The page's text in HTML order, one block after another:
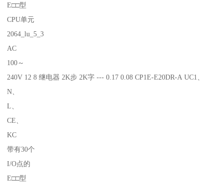
E□□型
CPU单元
2064_lu_5_3
AC
100～
240V 12 8 继电器 2K步 2K字 --- 0.17 0.08 CP1E-E20DR-A UC1、
N、
L、
CE、
KC
带有30个
I/O点的
E□□型